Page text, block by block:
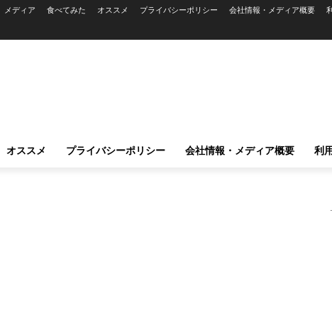
メディア 食べてみた オススメ プライバシーポリシー 会社情報・メディア概要
オススメ プライバシーポリシー 会社情報・メディア概要 利